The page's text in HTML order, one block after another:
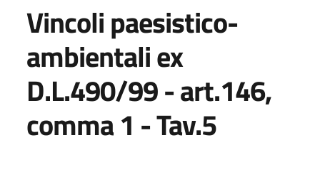
Vincoli paesistico-
ambientali ex
D.L.490/99 - art.146,
comma 1 - Tav.5